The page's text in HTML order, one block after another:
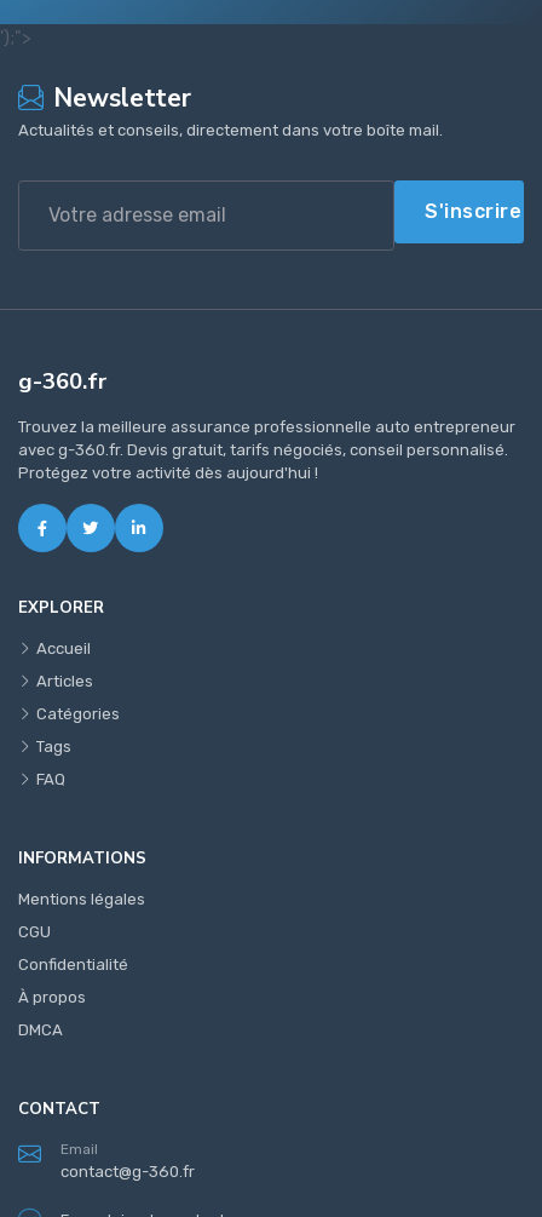
');">
Newsletter
Actualités et conseils, directement dans votre boîte mail.
S'inscrire
g-360.fr
Trouvez la meilleure assurance professionnelle auto entrepreneur
avec g-360.fr. Devis gratuit, tarifs négociés, conseil personnalisé.
Protégez votre activité dès aujourd'hui !
EXPLORER
Accueil
Articles
Catégories
Tags
FAQ
INFORMATIONS
Mentions légales
CGU
Confidentialité
À propos
DMCA
CONTACT
Email
contact@g-360.fr